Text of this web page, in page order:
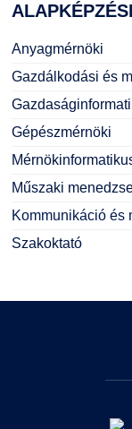
ALAPKÉPZÉSI
Anyagmérnöki
Gazdálkodási és
Gépészmérnöki
Műszaki
Kommunikáció és
Szakoktató